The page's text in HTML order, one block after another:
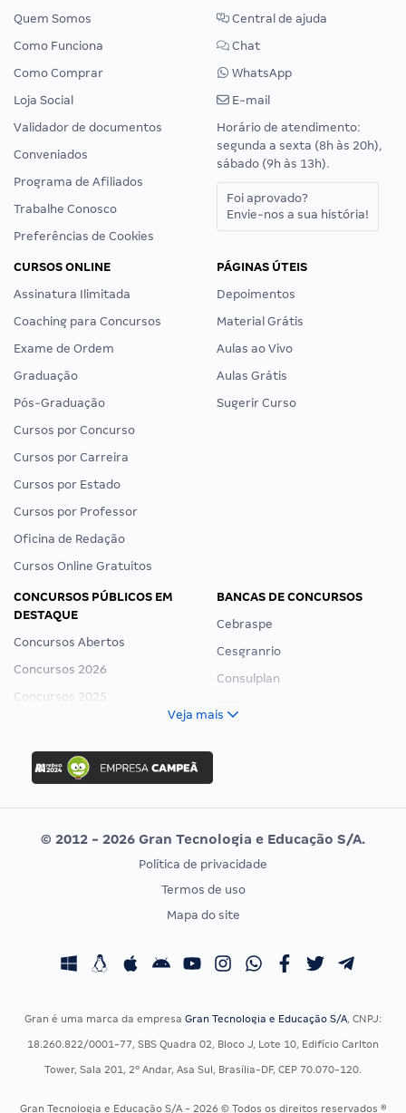
Quem Somos
Como Funciona
Como Comprar
Loja Social
Validador de documentos
Conveniados
Programa de Afiliados
Trabalhe Conosco
Preferências de Cookies
Central de ajuda
Chat
WhatsApp
E-mail
Horário de atendimento:
segunda a sexta (8h às 20h),
sábado (9h às 13h).
Foi aprovado?
Envie-nos a sua história!
CURSOS ONLINE
Assinatura Ilimitada
Coaching para Concursos
Exame de Ordem
Graduação
Pós-Graduação
Cursos por Concurso
Cursos por Carreira
Cursos por Estado
Cursos por Professor
Oficina de Redação
Cursos Online Gratuitos
PÁGINAS ÚTEIS
Depoimentos
Material Grátis
Aulas ao Vivo
Aulas Grátis
Sugerir Curso
CONCURSOS PÚBLICOS EM
DESTAQUE
Concursos Abertos
Concursos 2026
Concursos 2025
Concurso Ibama
Concurso MPU
Editais publicados
BANCAS DE CONCURSOS
Cebraspe
Cesgranrio
Consulplan
Vunesp
CONCURSOS POR PROFISSÃO
Concursos Fiscais
Concursos Saúde
EXAME DE ORDEM
Calendário OAB
Veja mais
© 2012 - 2026 Gran Tecnologia e Educação S/A.
Política de privacidade
Termos de uso
Mapa do site
Gran é uma marca da empresa Gran Tecnologia e Educação S/A, CNPJ:
18.260.822/0001-77, SBS Quadra 02, Bloco J, Lote 10, Edifício Carlton
Tower, Sala 201, 2º Andar, Asa Sul, Brasília-DF, CEP 70.070-120.
Gran Tecnologia e Educação S/A - 2026 © Todos os direitos reservados ®